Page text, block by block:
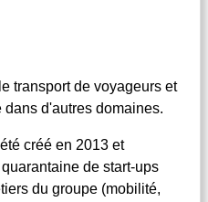
transport de voyageurs et
dans d'autres domaines.
créé en 2013 et
de start-ups
du groupe (mobilité,